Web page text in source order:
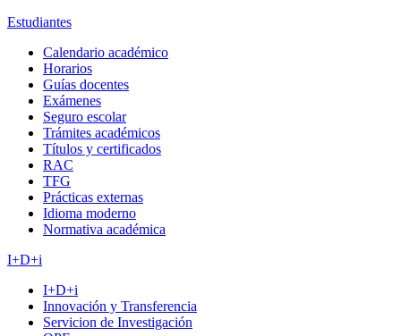
Estudiantes
Calendario académico
Horarios
Guías docentes
Exámenes
Seguro escolar
Trámites académicos
Títulos y certificados
RAC
TFG
Prácticas externas
Idioma moderno
Normativa académica
I+D+i
I+D+i
Innovación y Transferencia
Servicion de Investigación